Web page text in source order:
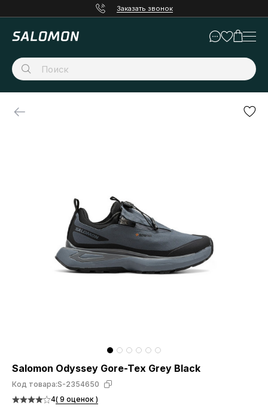
Заказать звонок
Salomon Odyssey Gore-Tex Grey Black
Код товара:S-2354650
4( 9 оценок )